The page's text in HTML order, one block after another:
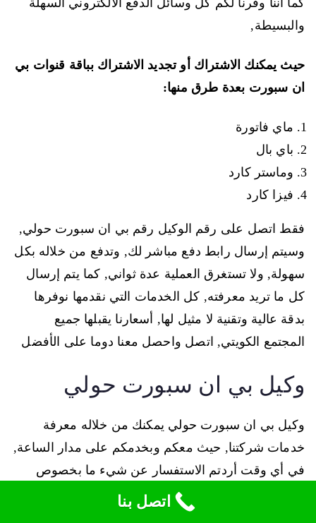
والبسيطة,
حيث يمكنك الاشتراك أو تجديد الاشتراك بباقة قنوات بي
ان سبورت بعدة طرق منها:
ماي فاتورة
باي بال
وماستر كارد
فيزا كارد
فقط اتصل على رقم الوكيل رقم بي ان سبورت حولي,
وسيتم إرسال رابط دفع مباشر لك, وتدفع من خلاله بكل
سهولة, ولا تستغرق العملية عدة ثواني, كما يتم إرسال
كل ما تريد معرفته, كل الخدمات التي نقدمها نوفرها
بدقة عالية وتقنية لا مثيل لها, أسعارنا يقبلها جميع
المجتمع الكويتي, اتصل واحصل معنا دوما على الأفضل
وكيل بي ان سبورت حولي
وكيل بي ان سبورت حولي يمكنك من خلاله معرفة
خدمات شركتنا, حيث معكم وبخدمكم على مدار الساعة,
في أي وقت أردتم الاستفسار عن شيء ما بخصوص
اتصل بنا